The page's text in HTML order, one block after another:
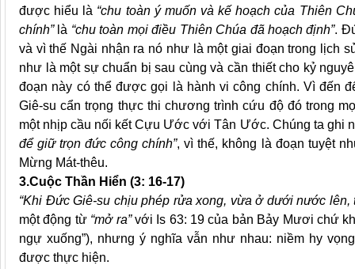
được hiểu là “chu toàn ý muốn và kế hoạch của Thiên
chính”là “chu toàn mọi điều Thiên Chúa đã hoạch định”.
và vì thế Ngài nhận ra nó như là một giai đoạn trong lịch
như là một sự chuẩn bị sau cùng và cần thiết cho kỷ
đoạn này có thể được gọi là hành vi công chính. Vì đến
Giê-su cẩn trọng thực thi chương trình cứu độ đó trong
một nhịp cầu nối kết Cựu Ước với Tân Ước. Chúng ta ghi
để giữ trọn đức công chính”, vì thế, không là đoạn tuyệt
Mừng Mát-thêu.
3.Cuộc Thần Hiển (3: 16-17)
“Khi Đức Giê-su chịu phép rửa xong, vừa ở dưới nước lên,
một động từ “mở ra”với Is 63: 19 của bản Bảy Mươi chứ
ngự xuống”), nhưng ý nghĩa vẫn như nhau: niềm hy
được thực hiện.